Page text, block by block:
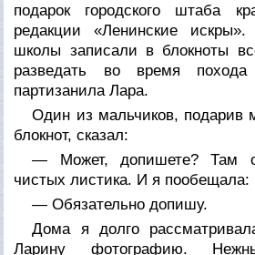
подарок городского штаба
редакции «Ленинские
школы записали в блокноты
разведать во время
партизанила Лара.
Один из мальчиков, подарив
блокнот, сказал:
— Может, допишете? Там
чистых листика. И я пообещала:
— Обязательно допишу.
Дома я долго
Ларину фотографию.